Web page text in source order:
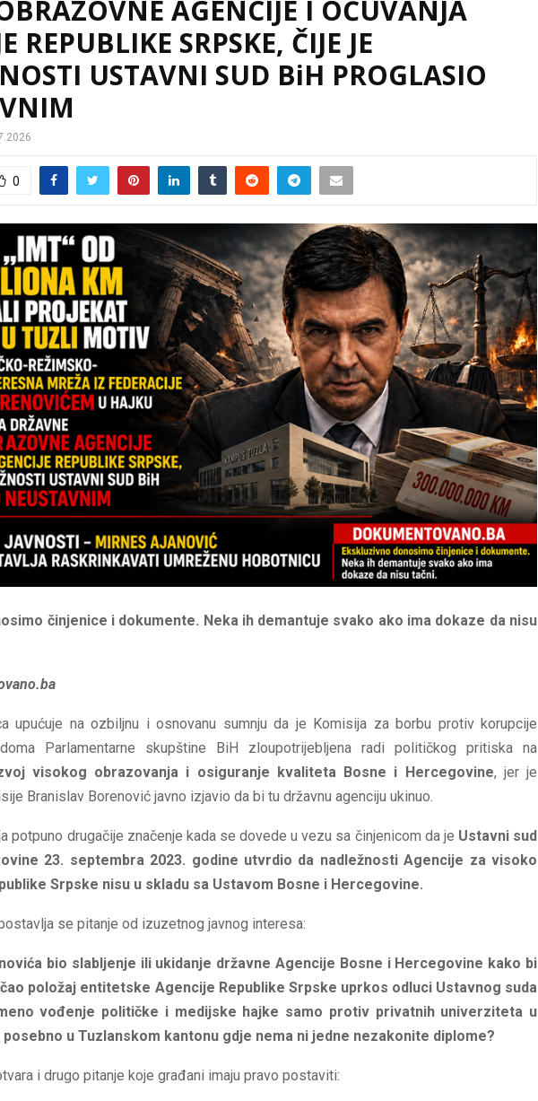
AGENCIJE I OČUVANJA
REPUBLIKE SRPSKE, ČIJE JE
USTAVNI SUD BiH PROGLASIO
0
činjenice i dokumente. Neka ih demantuje svako ako ima dokaze da nisu
upućuje na ozbiljnu i osnovanu sumnju da je Komisija za borbu protiv korupcije
Parlamentarne skupštine BiH zloupotrijebljena radi političkog pritiska na
visokog obrazovanja i osiguranje kvaliteta Bosne i Hercegovine, jer je
Branislav Borenović javno izjavio da bi tu državnu agenciju ukinuo.
potpuno drugačije značenje kada se dovede u vezu sa činjenicom da je Ustavni sud
23. septembra 2023. godine utvrdio da nadležnosti Agencije za visoko
Srpske nisu u skladu sa Ustavom Bosne i Hercegovine.
se pitanje od izuzetnog javnog interesa:
bio slabljenje ili ukidanje državne Agencije Bosne i Hercegovine kako bi
položaj entitetske Agencije Republike Srpske uprkos odluci Ustavnog suda
vođenje političke i medijske hajke samo protiv privatnih univerziteta u
posebno u Tuzlanskom kantonu gdje nema ni jedne nezakonite diplome?
i drugo pitanje koje građani imaju pravo postaviti: